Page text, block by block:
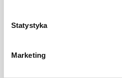
Statystyka
Marketing
Pomarańczowy detox